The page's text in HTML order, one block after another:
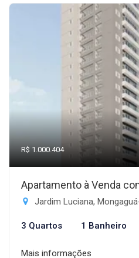
R$ 1.000.404
Apartamento à Venda
Jardim Luciana,
3 Quartos 1 Banheiro
Mais informações